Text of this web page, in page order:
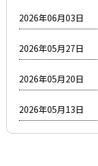
2026年06月03日
2026年05月27日
2026年05月20日
2026年05月13日